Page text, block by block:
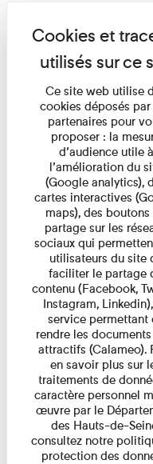
Ce site web utilise
cookies déposés par
partenaires pour
proposer : la
d’audience utile à
l’amélioration du
(Google analytics),
cartes interactives
maps), des boutons
partage sur les
sociaux qui
utilisateurs du site
faciliter le partage
contenu (Facebook,
Instagram,
service permettant
rendre les
attractifs (Calameo).
en savoir plus sur
traitements de
caractère personnel
œuvre par le
des Hauts-de-
consultez notre
protection des